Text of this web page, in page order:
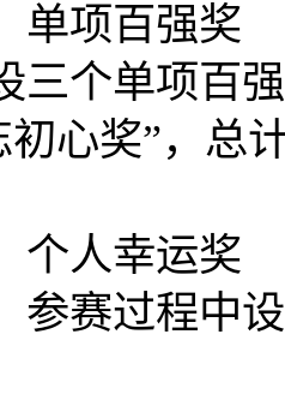
单项百强奖
三个单项百
初心奖”，总
个人幸运奖
参赛过程中